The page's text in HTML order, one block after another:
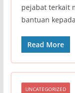
pejabat terkait
bantuan kepada
Read More
UNCATEGORIZED